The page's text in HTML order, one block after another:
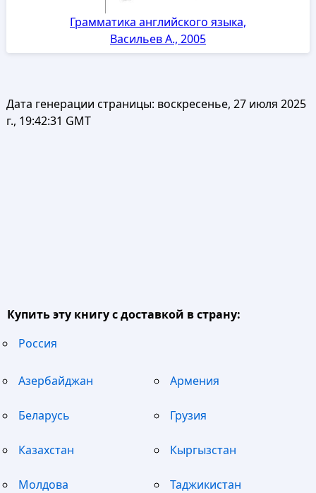
Грамматика английского языка,
Васильев А., 2005
Дата генерации страницы: воскресенье, 27 июля 2025
г., 19:42:31 GMT
Купить эту книгу с доставкой в страну:
Россия
Азербайджан Армения
Беларусь Грузия
Казахстан Кыргызстан
Молдова Таджикистан